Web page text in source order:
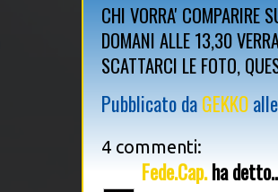
CHI VORRA' COMPARIRE
DOMANI ALLE 13,30
SCATTARCI LE FOTO,
Pubblicato daGEKKOalle
4 commenti:
Fede.Cap.ha